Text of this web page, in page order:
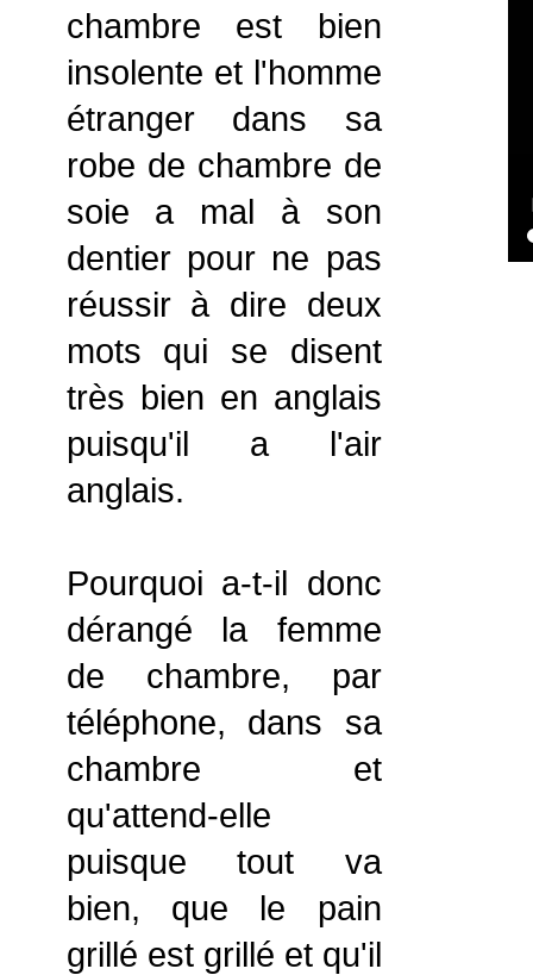
chambre est bien
insolente et l'homme
étranger dans sa
robe de chambre de
soie a mal à son
dentier pour ne pas
réussir à dire deux
mots qui se disent
très bien en anglais
puisqu'il a l'air
anglais.
Pourquoi a-t-il donc
dérangé la femme
de chambre, par
téléphone, dans sa
chambre et
qu'attend-elle
puisque tout va
bien, que le pain
grillé est grillé et qu'il